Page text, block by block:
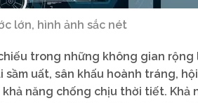
lớn, hình ảnh sắc nét
trong những không gian rộng
uất, sân khấu hoành tráng,
năng chống chịu thời tiết. Khả